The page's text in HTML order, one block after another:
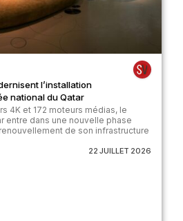
l’installation
national du Qatar
4K et 172 moteurs médias, le
entre dans une nouvelle phase
de son infrastructure
22 JUILLET 2026